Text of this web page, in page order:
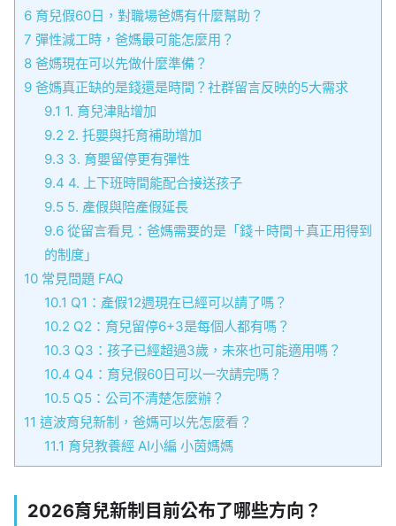
6 育兒假60日，對職場爸媽有什麼幫助？
7 彈性減工時，爸媽最可能怎麼用？
8 爸媽現在可以先做什麼準備？
9 爸媽真正缺的是錢還是時間？社群留言反映的5大需求
9.1 1. 育兒津貼增加
9.2 2. 托嬰與托育補助增加
9.3 3. 育嬰留停更有彈性
9.4 4. 上下班時間能配合接送孩子
9.55. 產假與陪產假延長
9.6從留言看見：爸媽需要的是「錢＋時間＋真正用得到
的制度」
10 常見問題 FAQ
10.1 Q1：產假12週現在已經可以請了嗎？
10.2 Q2：育兒留停6+3是每個人都有嗎？
10.3 Q3：孩子已經超過3歲，未來也可能適用嗎？
10.4 Q4：育兒假60日可以一次請完嗎？
10.5Q5：公司不清楚怎麼辦？
11 這波育兒新制，爸媽可以先怎麼看？
11.1 育兒教養經 AI小編 小茵媽媽
2026育兒新制目前公布了哪些方向？